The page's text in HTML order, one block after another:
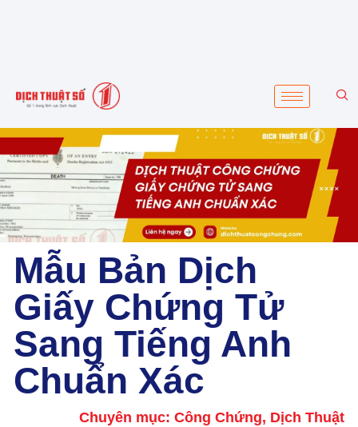
Mẫu Bản Dịch
Giấy Chứng Tử
Sang Tiếng Anh
Chuẩn Xác
Chuyên mục: Công Chứng, Dịch Thuật